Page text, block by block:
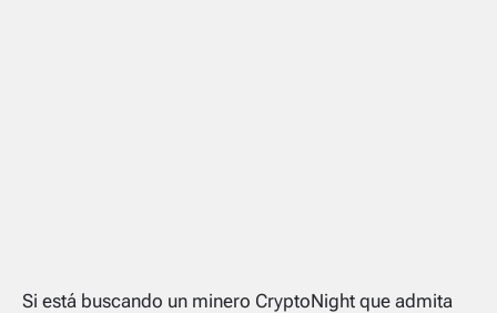
Si está buscando un minero CryptoNight que admita